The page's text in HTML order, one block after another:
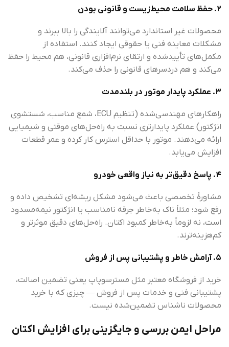
۲. حفظ سلامت محیط‌زیست و قانونی بودن
محصولات غیر استاندارد می‌توانند آلایندگی را بالا ببرند و
مشکلات معاینه فنی یا حقوقی ایجاد کنند. استفاده از
مکمل‌های تأییدشده و ارتقای نرم‌افزاری قانونی، هم محیط را حفظ
می‌کند و هم دردسرهای قانونی را حذف می‌کند.
۳. عملکرد پایدار موتور در بلندمدت
راهکارهای مهندسی‌شده (تنظیم ECU، شمع مناسب، شستشوی
انژکتور) عملکرد پایدارتری نسبت به راه‌حل‌های موقتی و شیمیایی
ارائه می‌دهند. موتور با حداقل استرس کار کرده و عمر قطعات
افزایش می‌یابد.
۴. پاسخ دقیق‌تر به نیاز واقعی خودرو
مشاورهٔ تخصصی باعث می‌شود مشکل ریشه‌ای تشخیص داده و
رفع شود؛ مثلاً ناک به‌خاطر جرقه نامناسب یا انژکتور نیمه‌مسدود
است، نه لزوماً به‌خاطر کمبود اکتان. راه‌حل‌های دقیق موثرتر و
کم‌هزینه‌ترند.
۵. آرامش خاطر و پشتیبانی پس از فروش
خرید از فروشگاه معتبر مثل مسترسوپاپ یعنی تضمین اصالت،
پشتیبانی فنی و خدمات پس از فروش — چیزی که با خرید
محصولات ناشناس تضمین‌شده نیست.
مراحل ایمن بررسی و جایگزینی برای افزایش اکتان